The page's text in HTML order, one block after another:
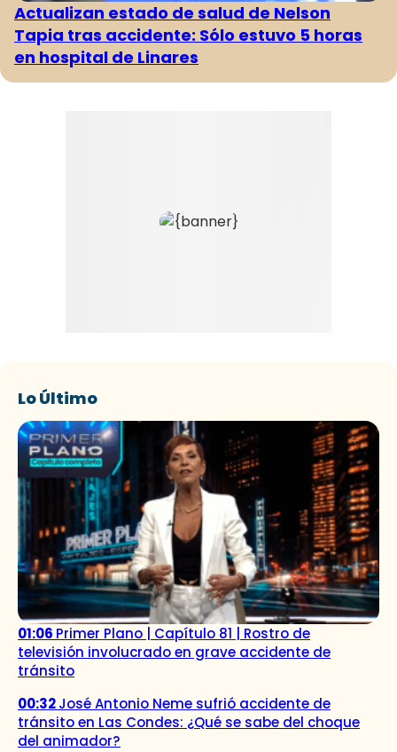
Actualizan estado de salud de Nelson
Tapia tras accidente: Sólo estuvo 5 horas
en hospital de Linares
Lo Último
01:06 Primer Plano | Capítulo 81 | Rostro de
televisión involucrado en grave accidente de
tránsito
00:32José Antonio Neme sufrió accidente de
tránsito en Las Condes: ¿Qué se sabe del choque
del animador?